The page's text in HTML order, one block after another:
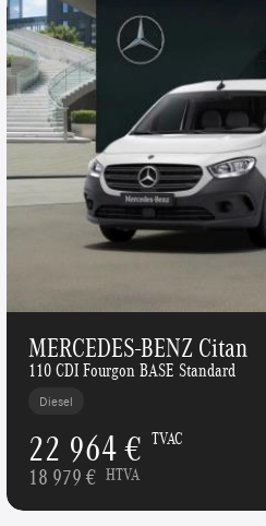
MERCEDES-BENZ Citan
110 CDI Fourgon BASE Standard
Diesel
22 964 € TVAC
18 979 € HTVA